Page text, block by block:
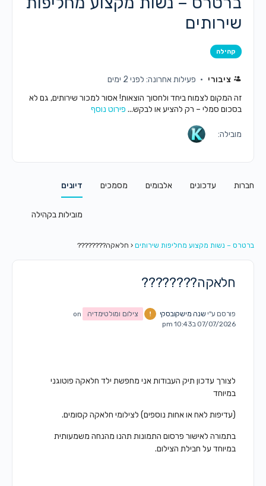
שירותים
קהילה
ציבורי
פעילות אחרונה: לפני 2 ימים
זה המקום לצמוח ביחד ולחסוך הוצאות! אסור למכור שירותים, גם לא
בסכום סמלי – רק להציע או לבקש...פירוט נוסף
מובילה:
חברות עדכונים אלבומים מסמכים דיונים
מובילות בקהילה
ברטרס – נשות מקצוע מחליפות שירותים ‹ חלאקה????????
חלאקה????????
פורסם ע"ישנה מישקובסקי צילום ומולטימדיה
on
07/07/2026 ב10:43 pm
לצורך עדכון תיק העבודות אני מחפשת ילד חלאקה פוטוגני
במיוחד
(עדיפות לאח או אחות נוספים) לצילומי חלאקה קסומים.
בתמורה לאישור פרסום התמונות תהנו מהנחה משמעותית
במיוחד על חבילת הצילום.